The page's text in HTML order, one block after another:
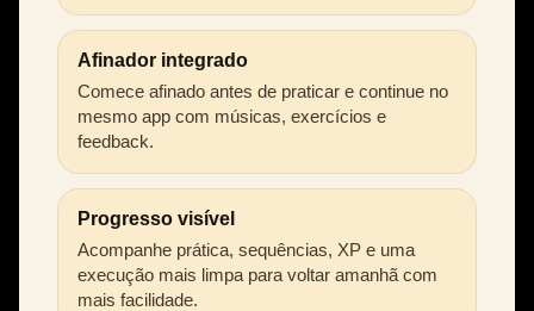
Afinador integrado
Comece afinado antes de praticar e continue no
mesmo app com músicas, exercícios e
feedback.
Progresso visível
Acompanhe prática, sequências, XP e uma
execução mais limpa para voltar amanhã com
mais facilidade.